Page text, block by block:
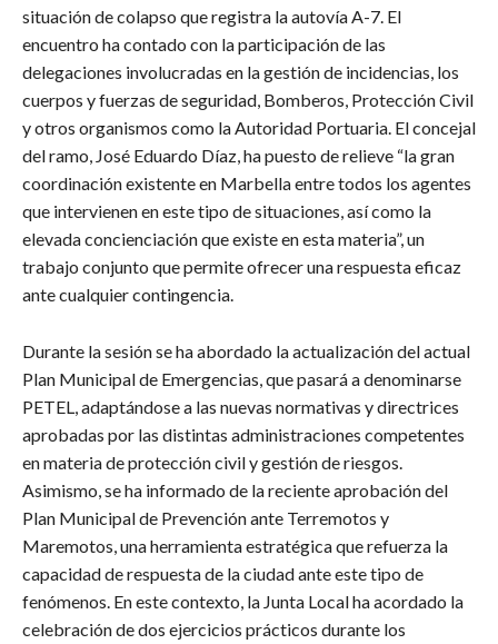
situación de colapso que registra la autovía A-7. El
encuentro ha contado con la participación de las
delegaciones involucradas en la gestión de incidencias, los
cuerpos y fuerzas de seguridad, Bomberos, Protección Civil
y otros organismos como la Autoridad Portuaria. El concejal
del ramo, José Eduardo Díaz, ha puesto de relieve “la gran
coordinación existente en Marbella entre todos los agentes
que intervienen en este tipo de situaciones, así como la
elevada concienciación que existe en esta materia”, un
trabajo conjunto que permite ofrecer una respuesta eficaz
ante cualquier contingencia.
Durante la sesión se ha abordado la actualización del actual
Plan Municipal de Emergencias, que pasará a denominarse
PETEL, adaptándose a las nuevas normativas y directrices
aprobadas por las distintas administraciones competentes
en materia de protección civil y gestión de riesgos.
Asimismo, se ha informado de la reciente aprobación del
Plan Municipal de Prevención ante Terremotos y
Maremotos, una herramienta estratégica que refuerza la
capacidad de respuesta de la ciudad ante este tipo de
fenómenos. En este contexto, la Junta Local ha acordado la
celebración de dos ejercicios prácticos durante los